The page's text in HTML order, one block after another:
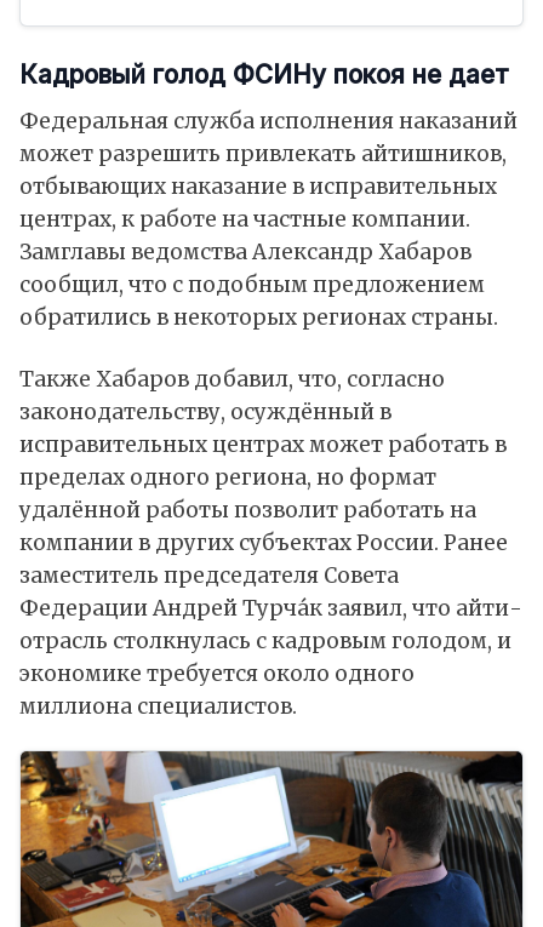
Кадровый голод ФСИНу покоя не дает
Федеральная служба исполнения наказаний
может разрешить привлекать айтишников,
отбывающих наказание в исправительных
центрах, к работе на частные компании.
Замглавы ведомства Александр Хабаров
сообщил, что с подобным предложением
обратились в некоторых регионах страны.
Также Хабаров добавил, что, согласно
законодательству, осуждённый в
исправительных центрах может работать в
пределах одного региона, но формат
удалённой работы позволит работать на
компании в других субъектах России. Ранее
заместитель председателя Совета
Федерации Андрей Турча́к заявил, что айти-
отрасль столкнулась с кадровым голодом, и
экономике требуется около одного
миллиона специалистов.